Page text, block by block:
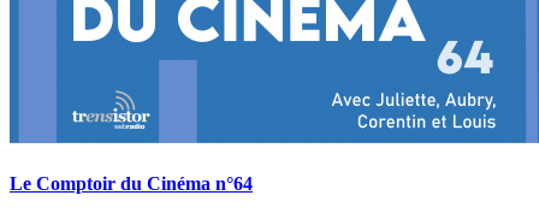
Le Comptoir du Cinéma n°64